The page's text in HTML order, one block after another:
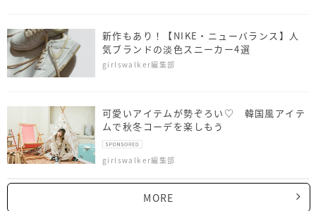
新作もあり！【NIKE・ニューバランス】人
気ブランドの淡色スニーカー4選
girlswalker編集部
可愛いアイテムが勢ぞろい♡ 韓国風アイテ
ムで秋冬コーデを楽しもう
girlswalker編集部
MORE